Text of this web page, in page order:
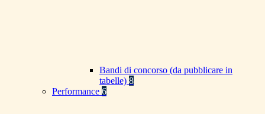
Bandi di concorso (da pubblicare in
tabelle) 8
Performance 6